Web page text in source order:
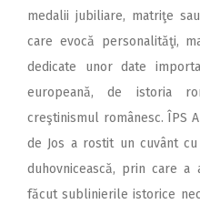
medalii jubiliare, matriţe
care evocă personalităţi,
dedicate unor date
europeană, de istoria
creştinismul românesc. ÎPS
de Jos a rostit un cuvânt
duhovnicească, prin care
făcut sublinierile istorice